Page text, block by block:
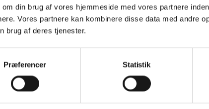
din brug af vores hjemmeside med vores partnere
Vores partnere kan kombinere disse data med andre
brug af deres tjenester.
Præferencer Statistik